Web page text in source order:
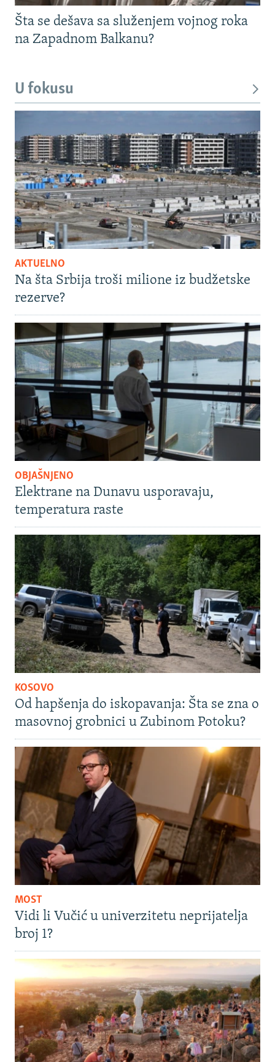
Šta se dešava sa služenjem vojnog roka
na Zapadnom Balkanu?
U fokusu
AKTUELNO
Na šta Srbija troši milione iz budžetske
rezerve?
OBJAŠNJENO
Elektrane na Dunavu usporavaju,
temperatura raste
KOSOVO
Od hapšenja do iskopavanja: Šta se zna o
masovnoj grobnici u Zubinom Potoku?
MOST
Vidi li Vučić u univerzitetu neprijatelja
broj 1?